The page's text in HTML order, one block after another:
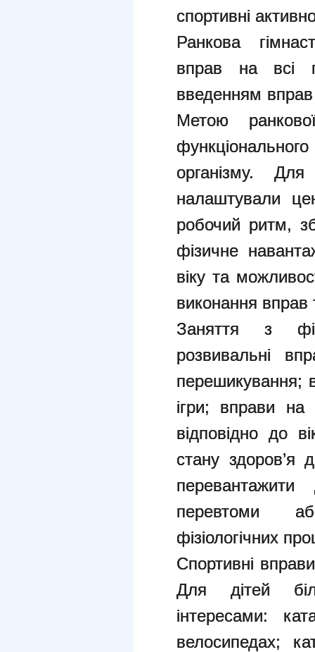
спортивні
Ранкова
вправ на всі
введенням вправ
Метою
організму.
налаштували
робочий ритм,
фізичне
віку та
виконання вправ
Заняття з
розвивальні
перешикування;
ігри; вправи на
відповідно до
стану здоров’я
перевтоми
фізіологічних
Спортивні
Для дітей
інтересами:
велосипедах;